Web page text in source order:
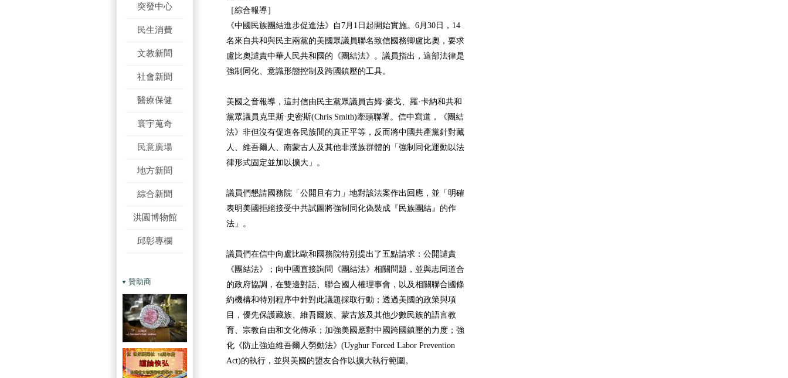
突發中心
民生消費
文教新聞
社會新聞
醫療保健
寰宇蒐奇
民意廣場
地方新聞
綜合新聞
洪園博物館
邱彰專欄
贊助商
［綜合報導］
《中國民族團結進步促進法》自7月1日起開始實施。6月30日，14
名來自共和與民主兩黨的美國眾議員聯名致信國務卿盧比奧，要求
盧比奧譴責中華人民共和國的《團結法》。議員指出，這部法律是
強制同化、意識形態控制及跨國鎮壓的工具。
美國之音報導，這封信由民主黨眾議員吉姆·麥戈、羅·卡納和共和
黨眾議員克里斯·史密斯(Chris Smith)牽頭聯署。信中寫道，《團結
法》非但沒有促進各民族間的真正平等，反而將中國共產黨針對藏
人、維吾爾人、南蒙古人及其他非漢族群體的「強制同化運動以法
律形式固定並加以擴大」。
議員們懇請國務院「公開且有力」地對該法案作出回應，並「明確
表明美國拒絕接受中共試圖將強制同化偽裝成『民族團結』的作
法」。
議員們在信中向盧比歐和國務院特別提出了五點請求：公開譴責
《團結法》；向中國直接詢問《團結法》相關問題，並與志同道合
的政府協調，在雙邊對話、聯合國人權理事會，以及相關聯合國條
約機構和特別程序中針對此議題採取行動；透過美國的政策與項
目，優先保護藏族、維吾爾族、蒙古族及其他少數民族的語言教
育、宗教自由和文化傳承；加強美國應對中國跨國鎮壓的力度；強
化《防止強迫維吾爾人勞動法》(Uyghur Forced Labor Prevention
Act)的執行，並與美國的盟友合作以擴大執行範圍。